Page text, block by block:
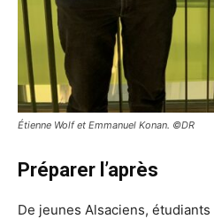
Étienne Wolf et Emmanuel Konan. ©DR
Préparer l’après
De jeunes Alsaciens,